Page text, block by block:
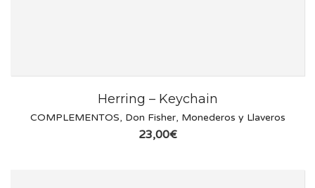
Herring – Keychain
COMPLEMENTOS, Don Fisher, Monederos y Llaveros
23,00€